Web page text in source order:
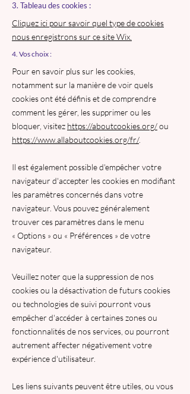
3. Tableau des cookies :
Cliquez ici pour savoir quel type de cookies
nous enregistrons sur ce site Wix.
4. Vos choix :
Pour en savoir plus sur les cookies,
notamment sur la manière de voir quels
cookies ont été définis et de comprendre
comment les gérer, les supprimer ou les
bloquer, visitez https://aboutcookies.org/ou
https://www.allaboutcookies.org/fr/.
Il est également possible d'empêcher votre
navigateur d'accepter les cookies en modifiant
les paramètres concernés dans votre
navigateur. Vous pouvez généralement
trouver ces paramètres dans le menu
« Options » ou « Préférences » de votre
navigateur.
Veuillez noter que la suppression de nos
cookies ou la désactivation de futurs cookies
ou technologies de suivi pourront vous
empêcher d'accéder à certaines zones ou
fonctionnalités de nos services, ou pourront
autrement affecter négativement votre
expérience d'utilisateur.
Les liens suivants peuvent être utiles, ou vous